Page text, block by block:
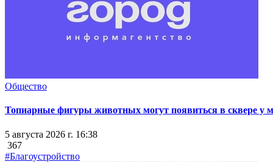
Общество
Топиарные фигуры животных могут появиться в сквере у
5 августа 2026 г. 16:38
367
#Благоустройство